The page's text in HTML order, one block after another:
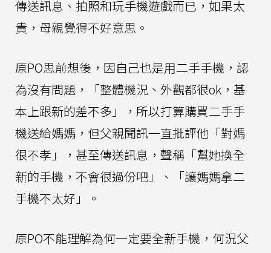
傳送訊息、拍照和玩手機遊戲而已，如果太
貴，母親覺得不好意思。
原PO思前想後，因自己也是用二手手機，認
為沒有問題，「整體機況、外觀都很ok，基
本上跟新的差不多」，所以打算購買二手手
機送給媽媽，但父親聞訊一直批評他「對媽
很不孝」，甚至傳送訊息，聲稱「幫她換全
新的手機，不會很過份吧」、「讓媽媽拿二
手機不太好」。
原PO不能理解為何一定要全新手機，何況父